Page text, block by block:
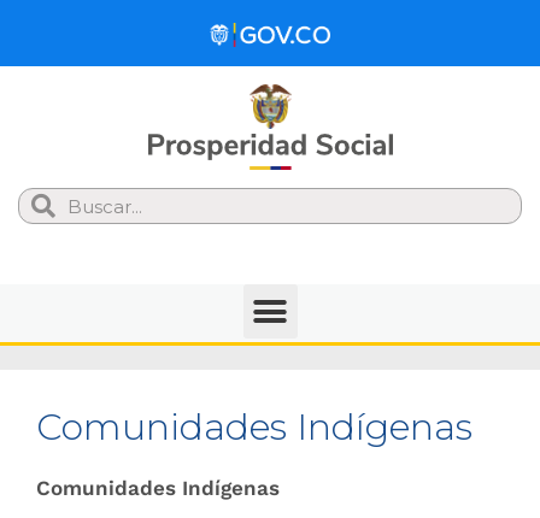
Search
Comunidades Indígenas
Comunidades Indígenas